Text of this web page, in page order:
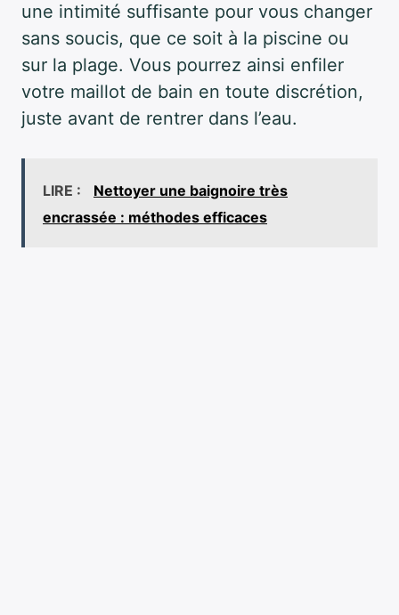
une intimité suffisante pour vous changer
sans soucis, que ce soit à la piscine ou
sur la plage. Vous pourrez ainsi enfiler
votre maillot de bain en toute discrétion,
juste avant de rentrer dans l’eau.
LIRE :
Nettoyer une baignoire très
encrassée : méthodes efficaces